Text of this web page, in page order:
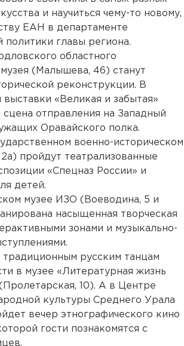
и научиться чему-то новому,
ЕАН в департаменте
главы региона.
областного
(Малышева, 46) станут
реконструкции. В
выставки «Великая и забытая»
сцена отправления на Западный
Оравайского полка.
военно-историческом
пройдут театрализованные
«Спецназ России» и
детей.
музее ИЗО (Воеводина, 5 и
насыщенная творческая
зонами и музыкально-
традиционным русским танцам
в музее «Литературная жизнь
10). А в Центре
культуры Среднего Урала
вечер этнографического кино
гости познакомятся с